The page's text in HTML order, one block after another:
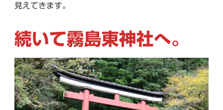
見えてきます。
続いて霧島東神社へ。